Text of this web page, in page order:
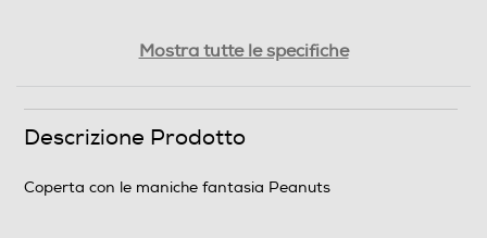
Mostra tutte le specifiche
Descrizione Prodotto
Coperta con le maniche fantasia Peanuts